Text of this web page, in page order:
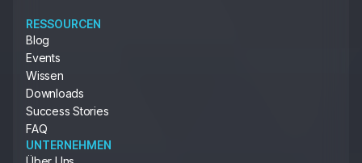
RESSOURCEN
Blog
Events
Wissen
Downloads
Success Stories
FAQ
UNTERNEHMEN